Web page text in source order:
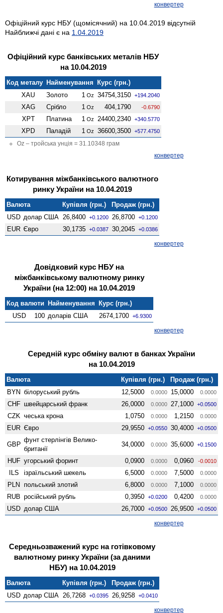
конвертер
Офіційний курс НБУ (щомісячний) на 10.04.2019 відсутній
Найближчі дані є на 1.04.2019
Офіційний курс банківських металів НБУ
на 10.04.2019
Код металу Найменування Курс (грн.)
XAU
Золото 1 Oz 34754,3150 +194.2040
XAG Срібло 1 Oz 404,1790 -0.6790
XPT Платина 1 Oz 24400,2340 +340.5770
XPD Паладій 1 Oz 36600,3500 +577.4750
Oz – тройська унція = 31.10348 грам
конвертер
Котирування міжбанківського валютного
ринку України на 10.04.2019
Валюта Купівля (грн.)
Продаж (грн.)
USD долар США 26,8400 +0.1200 26,8700 +0.1200
EUR Євро 30,1735 +0.0387 30,2045 +0.0386
конвертер
Довідковий курс НБУ на
міжбанківському валютному ринку
України (на 12:00) на 10.04.2019
Код валюти Найменування Курс (грн.)
USD
100 доларів США 2674,1700 +6.9300
конвертер
Середній курс обміну валют в банках України
на 10.04.2019
Валюта Купівля (грн.)
Продаж (грн.)
BYN білоруський рубль 12,5000 0.0000 15,0000 0.0000
CHF швейцарський франк 26,0000 0.0000 27,1000 +0.0500
CZK чеська крона 1,0750 0.0000 1,2150 0.0000
EUR Євро 29,9550 +0.0550 30,4000 +0.0500
GBP
фунт стерлінгів Велико­
британії
34,0000 0.0000 35,6000 +0.1500
HUF угорський форинт 0,0900 0.0000 0,0960 -0.0010
ILS ізраїльський шекель 6,5000 0.0000 7,5000 0.0000
PLN польський злотий 6,8000 0.0000 7,1000 0.0000
RUB російський рубль 0,3950 +0.0200 0,4200 0.0000
USD долар США 26,7000 +0.0500 26,9500 +0.0500
конвертер
Середньозважений курс на готівковому
валютному ринку України (за даними
НБУ) на 10.04.2019
Валюта Купівля (грн.)
Продаж (грн.)
USD долар США 26,7268 +0.0395 26,9258 +0.0410
конвертер